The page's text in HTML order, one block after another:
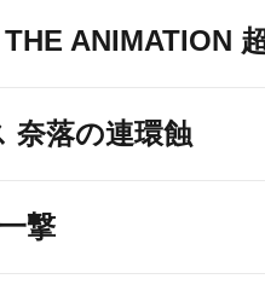
するだけでご使
ANIMATION
奈落の連環蝕
撃